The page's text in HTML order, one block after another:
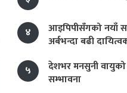
४
आइपिपीसँगको नयाँ
अर्बभन्दा बढी
५
देशभर मनसुनी वायुको
सम्भावना